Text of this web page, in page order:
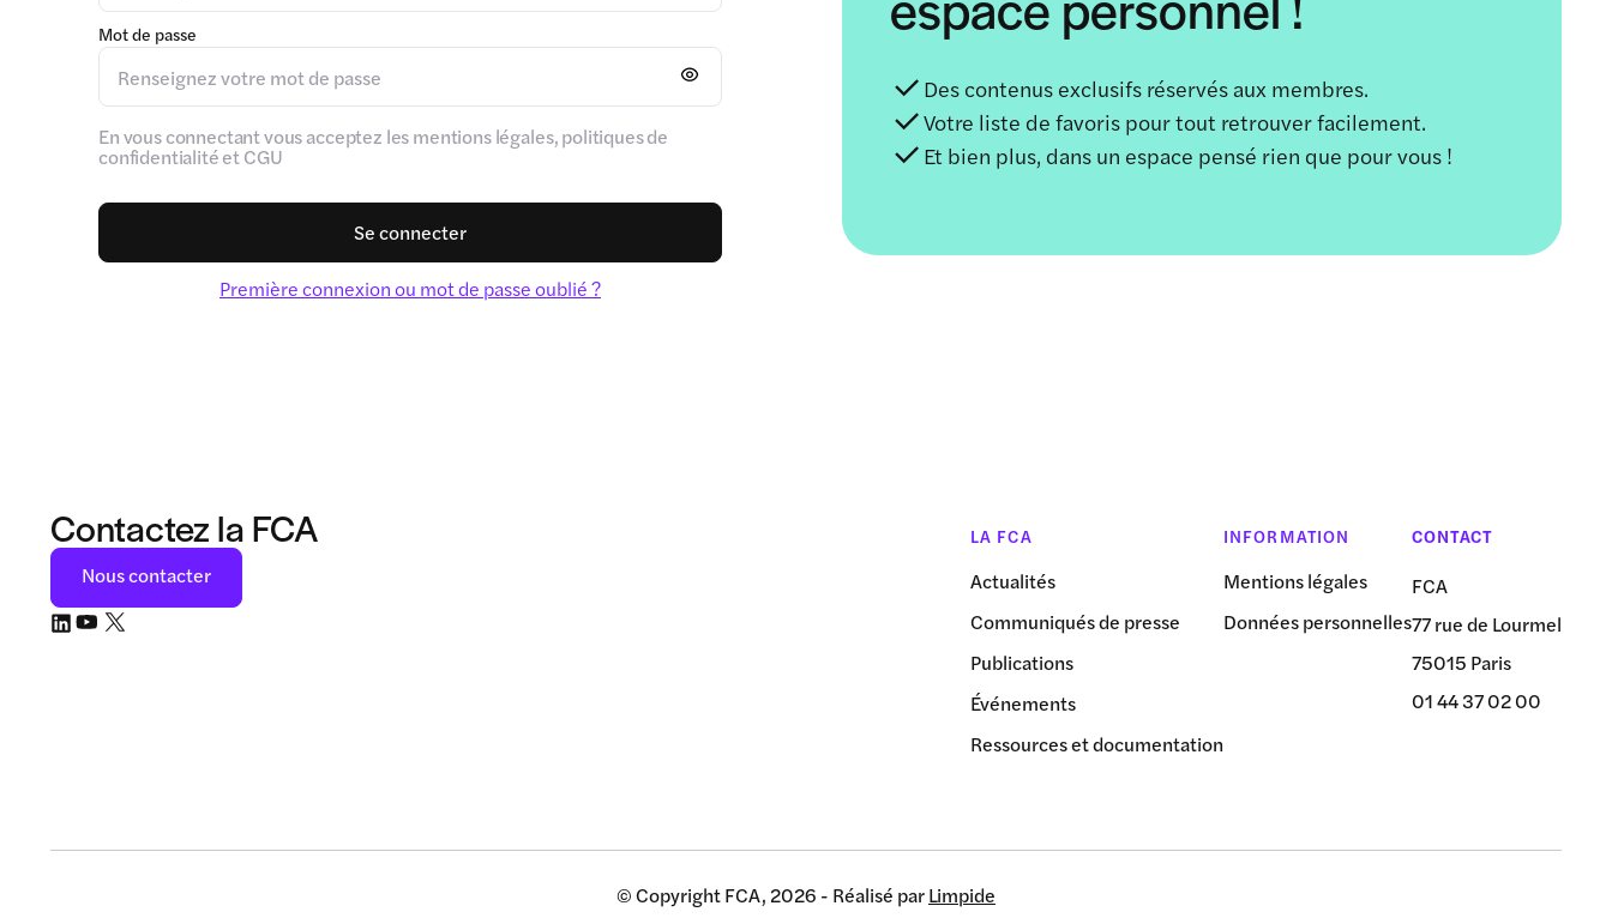
Mot de passe
En vous connectant vous acceptez les mentions légales, politiques de
confidentialité et CGU
Se connecter
Première connexion ou mot de passe oublié ?
Des contenus exclusifs réservés aux membres.
Votre liste de favoris pour tout retrouver facilement.
Et bien plus, dans un espace pensé rien que pour vous !
Contactez la FCA
Nous contacter
LA FCA
Actualités
Communiqués de presse
Publications
Événements
Ressources et documentation
INFORMATION
Mentions légales
Données personnelles
CONTACT
FCA
77 rue de Lourmel
75015 Paris
01 44 37 02 00
© Copyright FCA, 2026 - Réalisé parLimpide